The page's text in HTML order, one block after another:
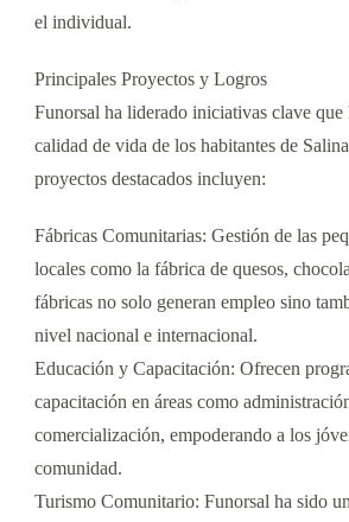
el individual.
Principales Proyectos y Logros
Funorsal ha liderado iniciativas clave que
calidad de vida de los habitantes de
proyectos destacados incluyen:
Fábricas Comunitarias: Gestión de las
locales como la fábrica de quesos,
fábricas no solo generan empleo sino
nivel nacional e internacional.
Educación y Capacitación: Ofrecen
capacitación en áreas como
comercialización, empoderando a los
comunidad.
Turismo Comunitario: Funorsal ha sido